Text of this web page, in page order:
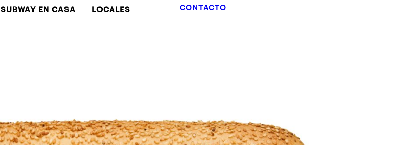
SUBWAY EN CASA LOCALES CONTACTO